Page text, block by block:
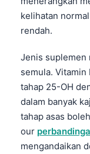
kelihatan
rendah.
Jenis suplemen
semula. Vitamin
tahap 25-OH
dalam banyak
tahap asas
our
mengandaikan